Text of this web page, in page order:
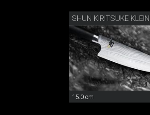
SHUN KIRITSUKE KLEIN
15.0 cm